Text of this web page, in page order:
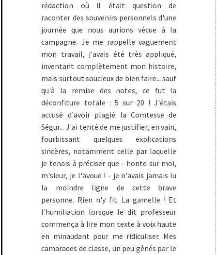
rédaction où il était question de
raconter des souvenirs personnels d'une
journée que nous aurions vécue à la
campagne. Je me rappelle vaguement
mon travail, j'avais été très appliqué,
inventant complètement mon histoire,
mais surtout soucieux de bien faire... sauf
qu'à la remise des notes, ce fut la
déconfiture totale : 5 sur 20 ! J'étais
accusé d'avoir plagié la Comtesse de
Ségur... J'ai tenté de me justifier, en vain,
fourbissant quelques explications
sincères, notamment celle par laquelle
je tenais à préciser que - honte sur moi,
m'sieur, je l'avoue ! - je n'avais jamais lu
la moindre ligne de cette brave
personne. Rien n'y fit. La gamelle ! Et
l'humiliation lorsque le dit professeur
commença à lire mon texte à voix haute
en minaudant pour me ridiculiser. Mes
camarades de classe, un peu gênés par le